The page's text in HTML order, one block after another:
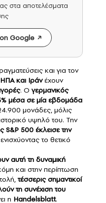
στα αποτελέσματα
Google
και για τον
και Ιράνέχουν
. Ο γερμανικός
μέσα σε μία εβδομάδα
μονάδες, μόλις
υψηλό του. Την
S&P 500 έκλεισε την
το θετικό
αυτή τη δυναμική
και στην περίπτωση
τέσσερις σημαντικοί
τη συνέχιση του
η Handelsblatt.